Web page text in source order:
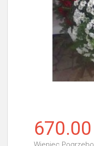
670.00